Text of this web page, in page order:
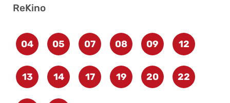
ReKino
04 05 07 08 09 12
13 14 17 19 20 22